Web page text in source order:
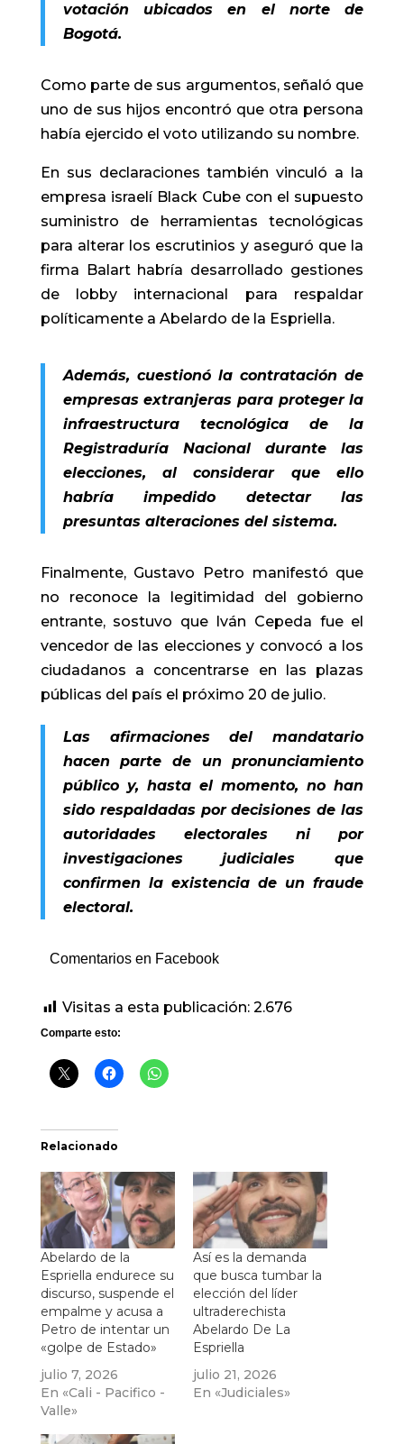
votación ubicados en el norte de
Bogotá.
Como parte de sus argumentos, señaló que
uno de sus hijos encontró que otra persona
había ejercido el voto utilizando su nombre.
En sus declaraciones también vinculó a la
empresa israelí Black Cube con el supuesto
suministro de herramientas tecnológicas
para alterar los escrutinios y aseguró que la
firma Balart habría desarrollado gestiones
de lobby internacional para respaldar
políticamente a Abelardo de la Espriella.
Además, cuestionó la contratación de
empresas extranjeras para proteger la
infraestructura tecnológica de la
Registraduría Nacional durante las
elecciones, al considerar que ello
habría impedido detectar las
presuntas alteraciones del sistema.
Finalmente, Gustavo Petro manifestó que
no reconoce la legitimidad del gobierno
entrante, sostuvo que Iván Cepeda fue el
vencedor de las elecciones y convocó a los
ciudadanos a concentrarse en las plazas
públicas del país el próximo 20 de julio.
Las afirmaciones del mandatario
hacen parte de un pronunciamiento
público y, hasta el momento, no han
sido respaldadas por decisiones de las
autoridades electorales ni por
investigaciones judiciales que
confirmen la existencia de un fraude
electoral.
Comentarios en Facebook
Visitas a esta publicación: 2.676
Comparte esto:
Relacionado
Abelardo de la
Espriella endurece su
discurso, suspende el
empalme y acusa a
Petro de intentar un
«golpe de Estado»
julio 7, 2026
En «Cali - Pacifico -
Valle»
Así es la demanda
que busca tumbar la
elección del líder
ultraderechista
Abelardo De La
Espriella
julio 21, 2026
En «Judiciales»